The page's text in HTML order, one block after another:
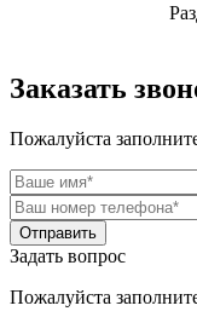
Заказать
Пожалуйста
Задать вопрос
Пожалуйста